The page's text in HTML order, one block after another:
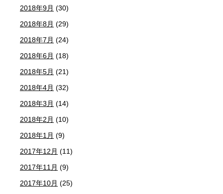
2018年9月 (30)
2018年8月 (29)
2018年7月 (24)
2018年6月 (18)
2018年5月 (21)
2018年4月 (32)
2018年3月 (14)
2018年2月 (10)
2018年1月 (9)
2017年12月 (11)
2017年11月 (9)
2017年10月 (25)